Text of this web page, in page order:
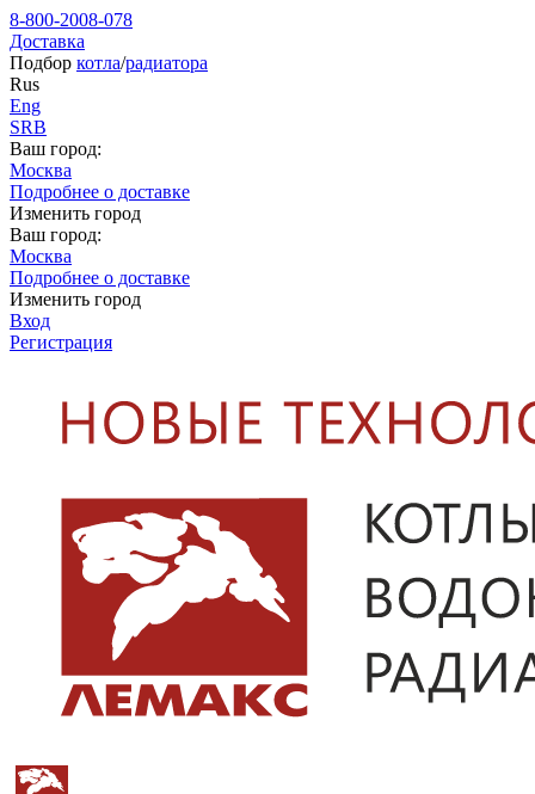
8-800-2008-078
Доставка
Подбор котла/радиатора
Rus
Eng
SRB
Ваш город:
Москва
Подробнее о доставке
Изменить город
Ваш город:
Москва
Подробнее о доставке
Изменить город
Вход
Регистрация